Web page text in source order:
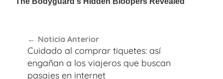
de
entradas
Noticia Anterior
Cuidado al comprar tiquetes: así
engañan a los viajeros que buscan
pasajes en internet